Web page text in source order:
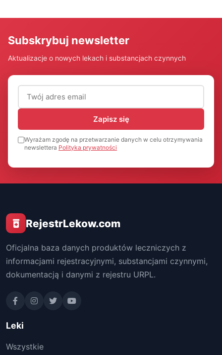
Subskrybuj newsletter
Aktualizacje o nowych lekach i substancjach czynnych
Adres email (wymagany)
Zapisz się
Wyrażam zgodę na przetwarzanie danych w celu otrzymywania
newslettera Polityka prywatności
RejestrLekow.com
Oficjalna baza danych produktów leczniczych z
informacjami rejestracyjnymi, substancjami czynnymi,
dokumentacją i danymi z rejestru URPL.
Leki
Wszystkie